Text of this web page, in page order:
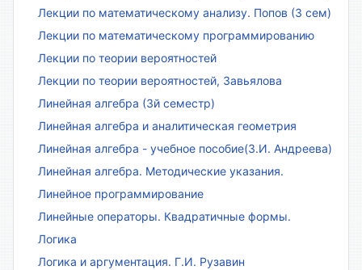
Лекции по математическому анализу. Попов (3 сем)
Лекции по математическому программированию
Лекции по теории вероятностей
Лекции по теории вероятностей, Завьялова
Линейная алгебра (3й семестр)
Линейная алгебра и аналитическая геометрия
Линейная алгебра - учебное пособие(З.И. Андреева)
Линейная алгебра. Методические указания.
Линейное программирование
Линейные операторы. Квадратичные формы.
Логика
Логика и аргументация. Г.И. Рузавин